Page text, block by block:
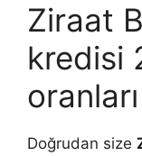
Ziraat
kredisi
Doğrudan size